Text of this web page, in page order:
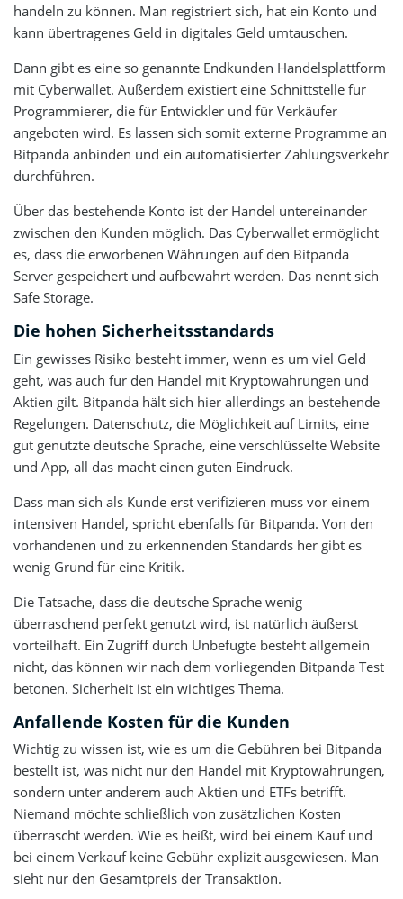
handeln zu können. Man registriert sich, hat ein Konto und
kann übertragenes Geld in digitales Geld umtauschen.
Dann gibt es eine so genannte Endkunden Handelsplattform
mit Cyberwallet. Außerdem existiert eine Schnittstelle für
Programmierer, die für Entwickler und für Verkäufer
angeboten wird. Es lassen sich somit externe Programme an
Bitpanda anbinden und ein automatisierter Zahlungsverkehr
durchführen.
Über das bestehende Konto ist der Handel untereinander
zwischen den Kunden möglich. Das Cyberwallet ermöglicht
es, dass die erworbenen Währungen auf den Bitpanda
Server gespeichert und aufbewahrt werden. Das nennt sich
Safe Storage.
Die hohen Sicherheitsstandards
Ein gewisses Risiko besteht immer, wenn es um viel Geld
geht, was auch für den Handel mit Kryptowährungen und
Aktien gilt. Bitpanda hält sich hier allerdings an bestehende
Regelungen. Datenschutz, die Möglichkeit auf Limits, eine
gut genutzte deutsche Sprache, eine verschlüsselte Website
und App, all das macht einen guten Eindruck.
Dass man sich als Kunde erst verifizieren muss vor einem
intensiven Handel, spricht ebenfalls für Bitpanda. Von den
vorhandenen und zu erkennenden Standards her gibt es
wenig Grund für eine Kritik.
Die Tatsache, dass die deutsche Sprache wenig
überraschend perfekt genutzt wird, ist natürlich äußerst
vorteilhaft. Ein Zugriff durch Unbefugte besteht allgemein
nicht, das können wir nach dem vorliegenden Bitpanda Test
betonen. Sicherheit ist ein wichtiges Thema.
Anfallende Kosten für die Kunden
Wichtig zu wissen ist, wie es um die Gebühren bei Bitpanda
bestellt ist, was nicht nur den Handel mit Kryptowährungen,
sondern unter anderem auch Aktien und ETFs betrifft.
Niemand möchte schließlich von zusätzlichen Kosten
überrascht werden. Wie es heißt, wird bei einem Kauf und
bei einem Verkauf keine Gebühr explizit ausgewiesen. Man
sieht nur den Gesamtpreis der Transaktion.